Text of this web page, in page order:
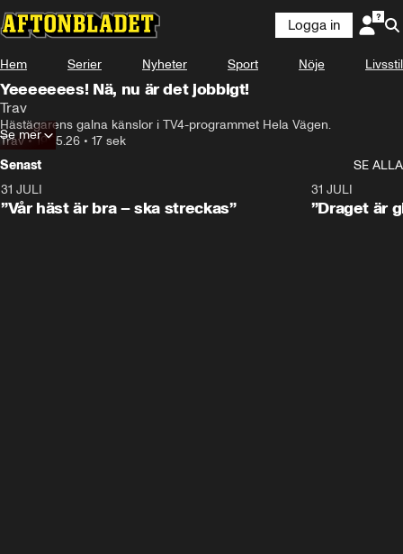
Logga in
Hem Serier Nyheter Sport Nöje Livsstil
Yeeeeeees! Nä, nu är det jobbigt!
Trav
Hästägarens galna känslor i TV4-programmet Hela Vägen.
Trav•19.05.26 • 17 sek
Se mer
Senast
SE ALLA
31 JULI
”Vår häst är bra – ska streckas”
31 JULI
”Draget är